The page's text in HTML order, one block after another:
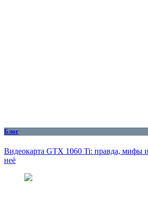
Блог
Видеокарта GTX 1060 Ti: правда, мифы
неё